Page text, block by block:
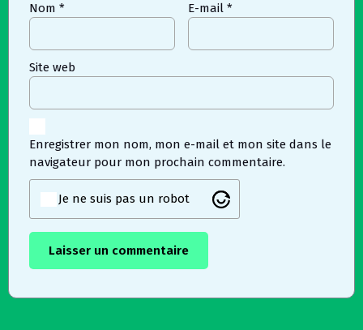
Nom * E-mail *
Site web
Enregistrer mon nom, mon e-mail et mon site dans le
navigateur pour mon prochain commentaire.
Je ne suis pas un robot